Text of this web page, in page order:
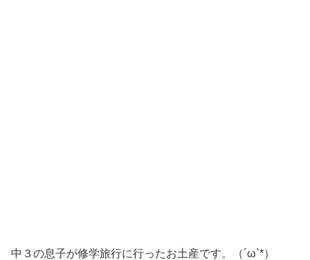
中３の息子が修学旅行に行ったお土産です。（´ω`*）